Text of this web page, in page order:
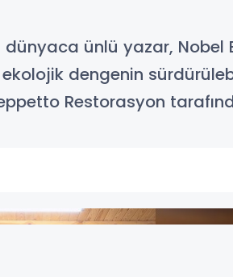
ünlü yazar, Nobel
dengenin
Restorasyon